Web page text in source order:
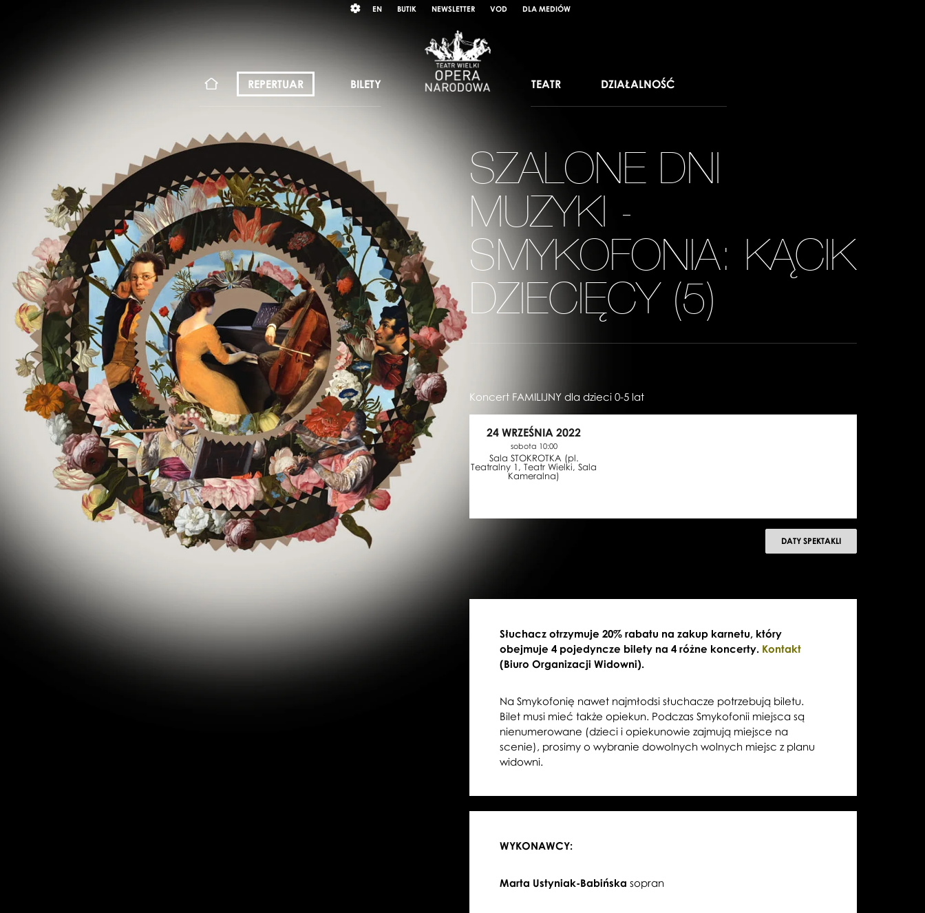
język
EN BUTIK NEWSLETTER VOD DLA MEDIÓW
REPERTUAR BILETY TEATR DZIAŁALNOŚĆ
SZALONE DNI
MUZYKI -
SMYKOFONIA: KĄCIK
DZIECIĘCY (5)
Koncert FAMILIJNY dla dzieci 0-5 lat
24 WRZEŚNIA 2022
sobota 10:00
Sala STOKROTKA (pl.
Teatralny 1, Teatr Wielki, Sala
Kameralna)
DATY SPEKTAKLI
Słuchacz otrzymuje 20% rabatu na zakup karnetu, który
obejmuje 4 pojedyncze bilety na 4 różne koncerty. Kontakt
(Biuro Organizacji Widowni).
Na Smykofonię nawet najmłodsi słuchacze potrzebują biletu.
Bilet musi mieć także opiekun. Podczas Smykofonii miejsca są
nienumerowane (dzieci i opiekunowie zajmują miejsce na
scenie), prosimy o wybranie dowolnych wolnych miejsc z planu
widowni.
WYKONAWCY:
Marta Ustyniak-Babińska sopran